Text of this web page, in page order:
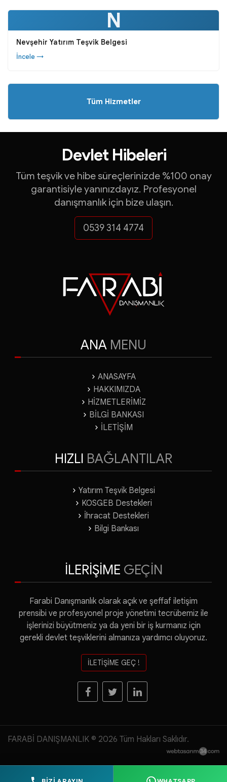
N
Nevşehir Yatırım Teşvik Belgesi
İncele →
Tüm Hizmetler
Yatırım Teşvik Belgeleri
İhracat Destekleri
Devlet Hibeleri
Turquality
KOSGEB Destekleri
ve çok daha fazlası...
FARABİ
Tüm teşvik ve hibe süreçlerinizde %100 onay
garantisiyle yanınızdayız. Profesyonel
danışmanlık için bize ulaşın.
0539 314 4774
ANA MENU
ANASAYFA
HAKKIMIZDA
HİZMETLERİMİZ
BİLGİ BANKASI
İLETİŞİM
HIZLI BAĞLANTILAR
Yatırım Teşvik Belgesi
KOSGEB Destekleri
İhracat Destekleri
Bilgi Bankası
İLERİŞİME GEÇİN
Farabi Danışmanlık olarak açık ve şeffaf iletişim
prensibi ve profesyonel proje yönetimi tecrübemiz ile
işlerinizi büyütmeniz ya da yeni bir iş kurmanız için
gerekli devlet teşviklerini almanıza yardımcı oluyoruz.
İLETİŞİME GEÇ !
FARABİ DANIŞMANLIK © 2026 Tüm Hakları Saklıdır.